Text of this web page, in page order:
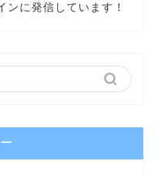
ンに発信しています！